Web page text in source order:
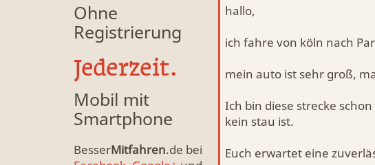
Ohne
Registrierung
Jederzeit.
Mobil mit
Smartphone
BesserMitfahren.de bei
hallo,
ich fahre von köln nach
mein auto ist sehr groß,
Ich bin diese strecke
kein stau ist.
Euch erwartet eine